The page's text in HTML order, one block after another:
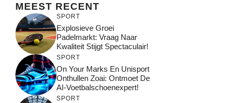
MEEST RECENT
SPORT
Explosieve Groei
Padelmarkt: Vraag Naar
Kwaliteit Stijgt Spectaculair!
SPORT
On Your Marks En Unisport
Onthullen Zoai: Ontmoet De
AI-Voetbalschoenexpert!
SPORT